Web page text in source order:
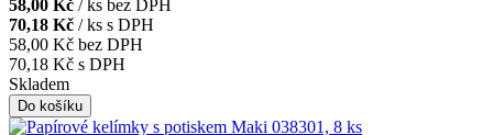
58,00 Kč / ks bez DPH
70,18 Kč / ks s DPH
58,00 Kč bez DPH
70,18 Kč s DPH
Skladem